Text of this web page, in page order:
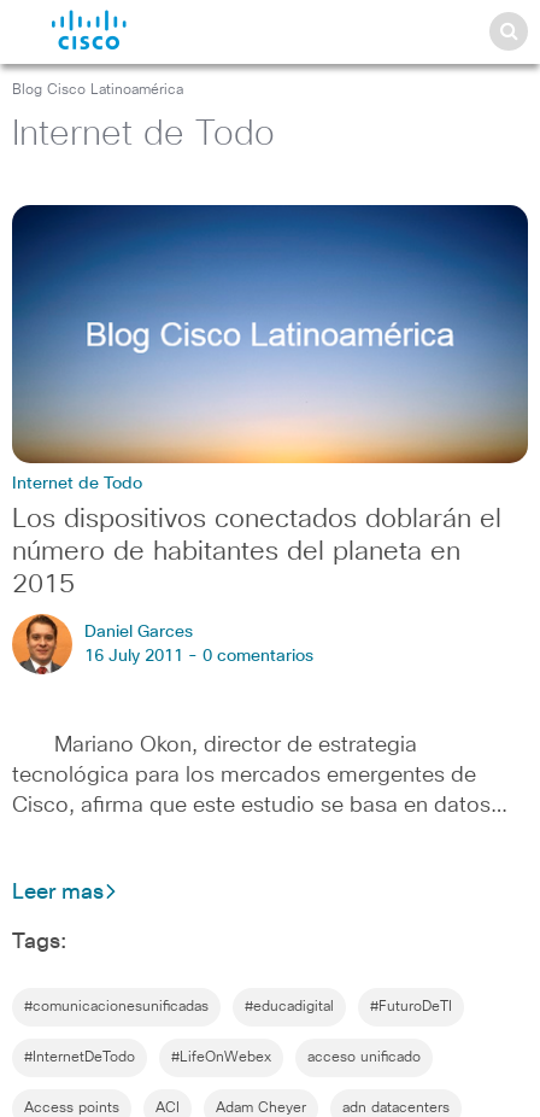
Blog Cisco Latinoamérica
Internet de Todo
Internet de Todo
Los dispositivos conectados doblarán el
número de habitantes del planeta en
2015
Daniel Garces
16 July 2011 - 0 comentarios
Mariano Okon, director de estrategia
tecnológica para los mercados emergentes de
Cisco, afirma que este estudio se basa en datos…
Leer mas
Tags:
#comunicacionesunificadas #educadigital #FuturoDeTI
#InternetDeTodo #LifeOnWebex acceso unificado
Access points ACI Adam Cheyer adn datacenters